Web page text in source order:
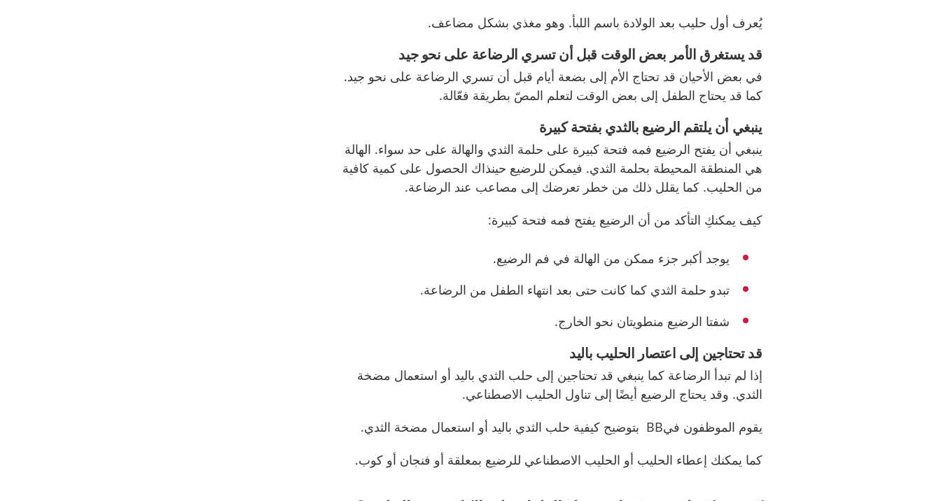
يُعرف أول حليب بعد الولادة باسم اللبأ. وهو مغذي بشكل مضاعف.
قد يستغرق الأمر بعض الوقت قبل أن تسري الرضاعة على نحو جيد
في بعض الأحيان قد تحتاج الأم إلى بضعة أيام قبل أن تسري الرضاعة على نحو جيد.
كما قد يحتاج الطفل إلى بعض الوقت لتعلم المصّ بطريقة فعّالة.
ينبغي أن يلتقم الرضيع بالثدي بفتحة كبيرة
ينبغي أن يفتح الرضيع فمه فتحة كبيرة على حلمة الثدي والهالة على حد سواء. الهالة
هي المنطقة المحيطة بحلمة الثدي. فيمكن للرضيع حينذاك الحصول على كمية كافية
من الحليب.كما يقلل ذلك من خطر تعرضك إلى مصاعب عند الرضاعة.
كيف يمكنكِ التأكد من أن الرضيع يفتح فمه فتحة كبيرة:
يوجد أكبر جزء ممكن من الهالة في فم الرضيع.
تبدو حلمة الثدي كما كانت حتى بعد انتهاء الطفل من الرضاعة.
شفتا الرضيع منطويتان نحو الخارج.
قد تحتاجين إلى اعتصار الحليب باليد
إذا لم تبدأ الرضاعة كما ينبغي قد تحتاجين إلى حلب الثدي باليد أو استعمال مضخة
الثدي. وقد يحتاج الرضيع أيضًا إلى تناول الحليب الاصطناعي.
يقوم الموظفون فيBB بتوضيح كيفية حلب الثدي باليد أو استعمال مضخة الثدي.
كما يمكنك إعطاء الحليب أو الحليب الاصطناعي للرضيع بمعلقة أو فنجان أو كوب.